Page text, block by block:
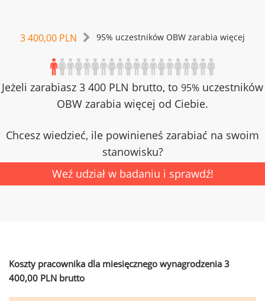
3 400,00 PLN 95% uczestników OBW zarabia więcej
Jeżeli zarabiasz 3 400 PLN brutto, to 95% uczestników
OBW zarabia więcej od Ciebie.
Chcesz wiedzieć, ile powinieneś zarabiać na swoim
stanowisku?
Weź udział w badaniu i sprawdź!
Koszty pracownika dla miesięcznego wynagrodzenia 3
400,00 PLN brutto